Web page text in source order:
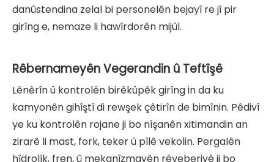
danûstendina zelal bi personelên bejayî re jî pir
girîng e, nemaze li hawîrdorên mijûl.
Rêbernameyên Vegerandin û Teftîşê
Lênêrîn û kontrolên birêkûpêk girîng in da ku
kamyonên gihîştî di rewşek çêtirîn de bimînin. Pêdivî
ye ku kontrolên rojane ji bo nîşanên xitimandin an
zirarê li mast, fork, teker û pîlê vekolin. Pergalên
hîdrolîk, fren, û mekanîzmayên rêveberiyê ji bo